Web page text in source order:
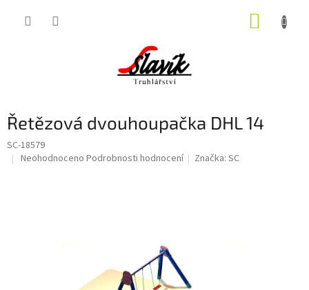
Řetězová dvouhoupačka DHL 14
SC-18579
Průměrné
Neohodnoceno Podrobnosti hodnocení Značka:SC